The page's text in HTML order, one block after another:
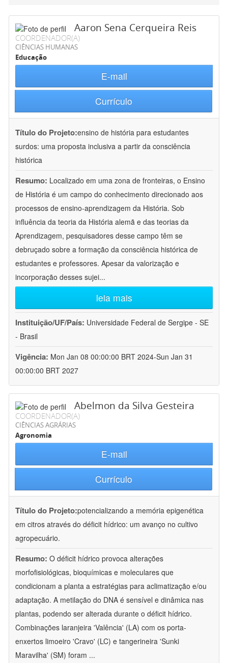
Aaron Sena Cerqueira Reis
COORDENADOR(A)
CIÊNCIAS HUMANAS
Educação
E-mail
Currículo
Título do Projeto:ensino de história para estudantes
surdos: uma proposta inclusiva a partir da consciência
histórica
Resumo: Localizado em uma zona de fronteiras, o Ensino
de História é um campo do conhecimento direcionado aos
processos de ensino-aprendizagem da História. Sob
influência da teoria da História alemã e das teorias da
Aprendizagem, pesquisadores desse campo têm se
debruçado sobre a formação da consciência histórica de
estudantes e professores. Apesar da valorização e
incorporação desses sujei...
leia mais
Instituição/UF/País: Universidade Federal de Sergipe - SE
- Brasil
Vigência: Mon Jan 08 00:00:00 BRT 2024-Sun Jan 31
00:00:00 BRT 2027
Abelmon da Silva Gesteira
COORDENADOR(A)
CIÊNCIAS AGRÁRIAS
Agronomia
E-mail
Currículo
Título do Projeto:potencializando a memória epigenética
em citros através do déficit hídrico: um avanço no cultivo
agropecuário.
Resumo: O déficit hídrico provoca alterações
morfofisiológicas, bioquímicas e moleculares que
condicionam a planta a estratégias para aclimatização e/ou
adaptação. A metilação do DNA é sensível e dinâmica nas
plantas, podendo ser alterada durante o déficit hídrico.
Combinações laranjeira 'Valência' (LA) com os porta-
enxertos limoeiro 'Cravo' (LC) e tangerineira 'Sunki
Maravilha' (SM) foram ...